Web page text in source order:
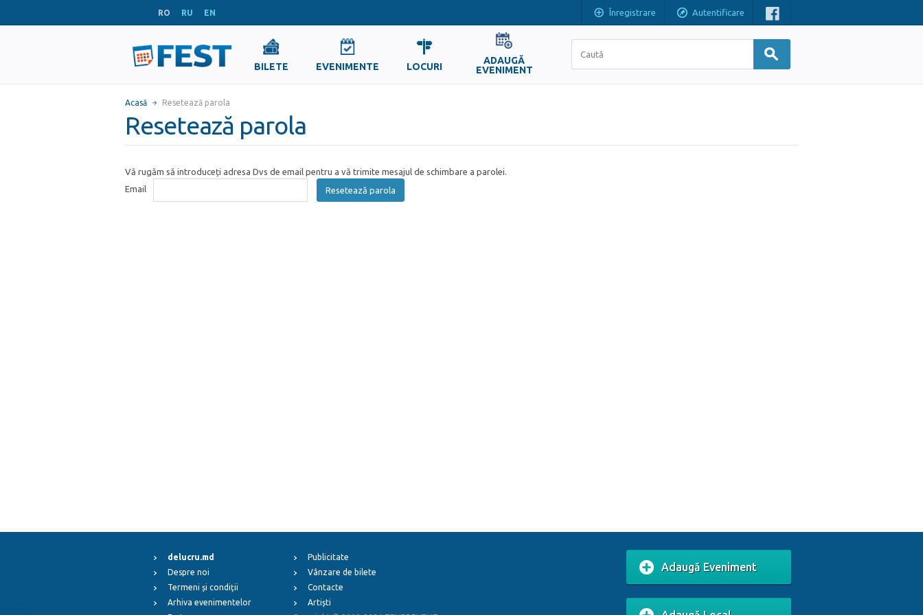
RO RU EN Înregistrare Autentificare
BILETE EVENIMENTE LOCURI
ADAUGĂ
EVENIMENT
Acasă Resetează parola
Resetează parola
Vă rugăm să introduceți adresa Dvs de email pentru a vă trimite mesajul de schimbare a parolei.
Email
Resetează parola
delucru.md
Despre noi
Termeni și condiții
Arhiva evenimentelor
Publicitate
Vânzare de bilete
Contacte
Artiști
Adaugă Eveniment